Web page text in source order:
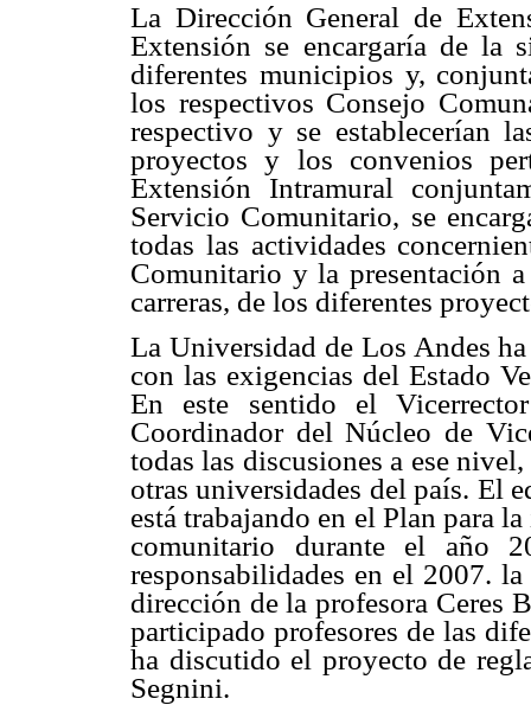
La Dirección General de
Extensión se encargaría de la
diferentes municipios y,
los respectivos Consejo
respectivo y se establecerían
proyectos y los convenios
Extensión Intramural
Servicio Comunitario, se
todas las actividades
Comunitario y la presentación
carreras, de los diferentes
La Universidad de Los Andes
con las exigencias del Estado
En este sentido el
Coordinador del Núcleo de
todas las discusiones a ese
otras universidades del país. El
está trabajando en el Plan para
comunitario durante el año
responsabilidades en el 2007.
dirección de la profesora Ceres
participado profesores de las
ha discutido el proyecto de
Segnini.